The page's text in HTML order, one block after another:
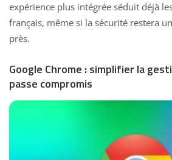
expérience plus intégrée séduit déjà
français, même si la sécurité restera
près.
Google Chrome : simplifier la
passe compromis